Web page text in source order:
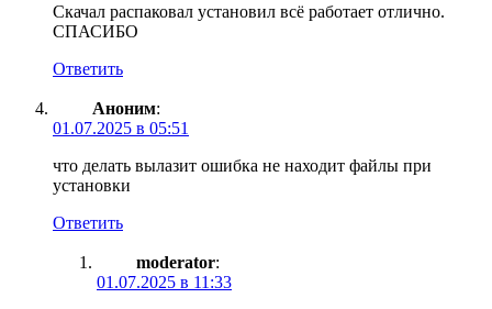
Скачал распаковал установил всё работает отлично.
СПАСИБО
Ответить
Аноним:
01.07.2025 в 05:51
что делать вылазит ошибка не находит файлы при
установки
Ответить
moderator:
01.07.2025 в 11:33